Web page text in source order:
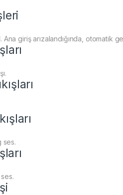
Ana giriş arızalandığında, otomatik
ses.